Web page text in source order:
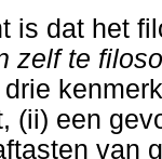
is dat het
zelf te
(ii) een
van